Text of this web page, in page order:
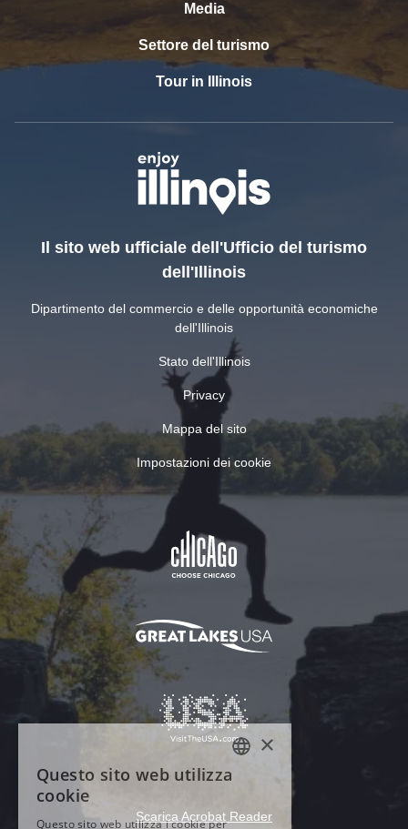
Media
Settore del turismo
Tour in Illinois
Il sito web ufficiale dell'Ufficio del turismo
dell'Illinois
Dipartimento del commercio e delle opportunità economiche
dell'Illinois
Stato dell'Illinois
Privacy
Mappa del sito
Impostazioni dei cookie
Scarica Acrobat Reader